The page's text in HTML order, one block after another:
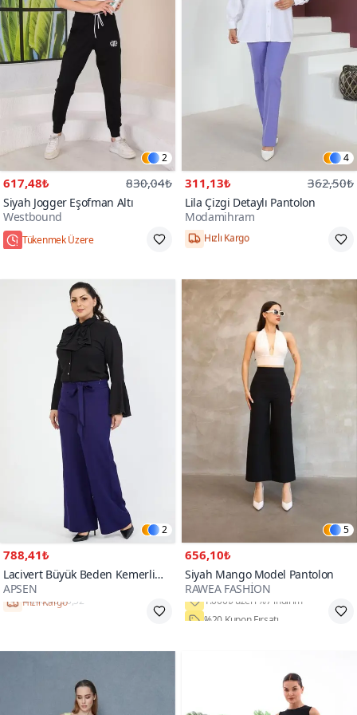
2
617,48₺ 830,04₺
Siyah Jogger Eşofman Altı
Westbound
Tükenmek Üzere
4
311,13₺ 362,50₺
Lila Çizgi Detaylı Pantolon
Modamihram
Hızlı Kargo
2
788,41₺
Lacivert Büyük Beden Kemerli
Pantolon
APSEN
Hızlı Kargo
5
656,10₺
Siyah Mango Model Pantolon
RAWEA FASHİON